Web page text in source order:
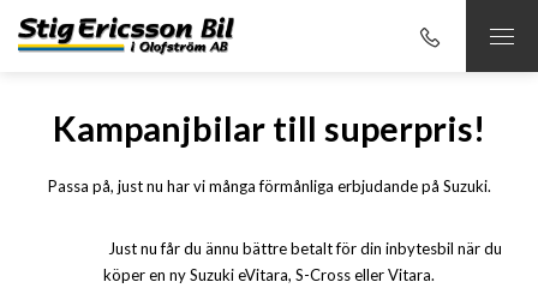
Kampanjbilar till superpris!
Passa på, just nu har vi många förmånliga erbjudande på Suzuki.
Just nu får du ännu bättre betalt för din inbytesbil när du
köper en ny Suzuki eVitara, S-Cross eller Vitara.